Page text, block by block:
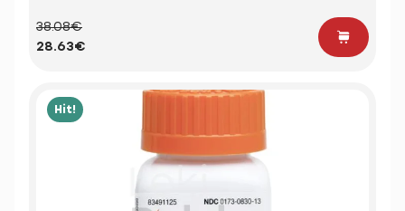
38.08€
28.63€
Hit!